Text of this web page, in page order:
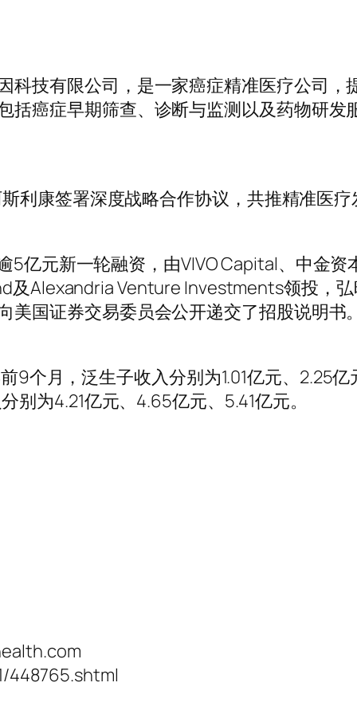
科技有限公司，是一家癌症精准医疗公司，
括癌症早期筛查、诊断与监测以及药物研发
利康签署深度战略合作协议，共推精准医疗
5亿元新一轮融资，由VIVO Capital、中金资
及Alexandria Venture Investments领投，
美国证券交易委员会公开递交了招股说明书。
9个月，泛生子收入分别为1.01亿元、2.25
别为4.21亿元、4.65亿元、5.41亿元。
448765.shtml